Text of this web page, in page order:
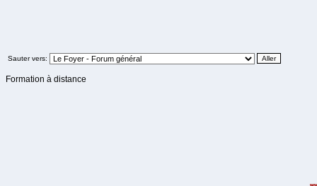
Sauter vers:
Formation à distance